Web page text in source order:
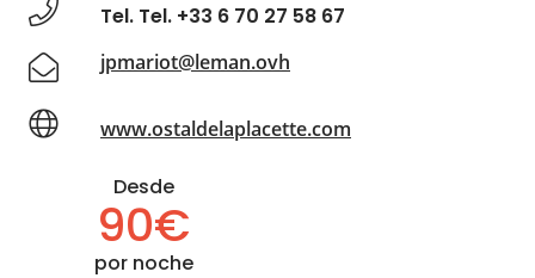
Tel. Tel. +33 6 70 27 58 67
jpmariot@leman.ovh
www.ostaldelaplacette.com
Desde
90€
por noche